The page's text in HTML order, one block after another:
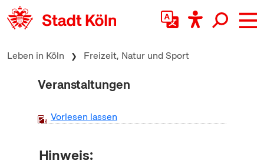
zum Inhalt springen
Leben in Köln Freizeit, Natur und Sport
Veranstaltungen
Vorlesen lassen
Hinweis: